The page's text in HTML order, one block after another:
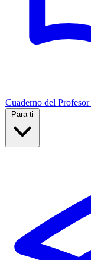
Cuaderno del Profesor